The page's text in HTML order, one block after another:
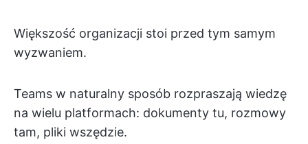
Większość organizacji stoi przed tym samym
wyzwaniem.
Teams w naturalny sposób rozpraszają wiedzę
na wielu platformach: dokumenty tu, rozmowy
tam, pliki wszędzie.